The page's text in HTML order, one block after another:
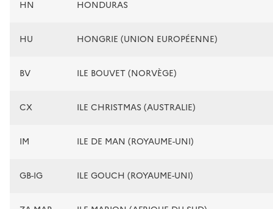
HN HONDURAS
HU HONGRIE (UNION EUROPÉENNE)
BV ILE BOUVET (NORVÈGE)
CX ILE CHRISTMAS (AUSTRALIE)
IM ILE DE MAN (ROYAUME-UNI)
GB-IG ILE GOUCH (ROYAUME-UNI)